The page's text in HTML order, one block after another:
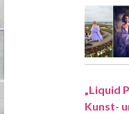
„Liquid
Kunst-